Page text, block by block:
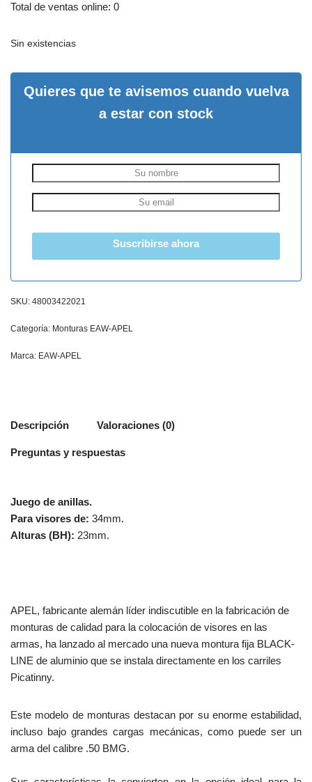
Total de ventas online: 0
Sin existencias
Quieres que te avisemos cuando vuelva
a estar con stock
Suscribirse ahora
SKU: 48003422021
Categoría: Monturas EAW-APEL
Marca: EAW-APEL
Descripción Valoraciones (0)
Preguntas y respuestas
Juego de anillas.
Para visores de: 34mm.
Alturas (BH): 23mm.
APEL, fabricante alemán líder indiscutible en la fabrica­ción de
monturas de calidad para la colocación de viso­res en las
armas, ha lanzado al mercado una nueva mon­tura fija BLACK-
LINE de aluminio que se instala directamente en los ca­rriles
Picatinny.
Este modelo de monturas destacan por su enorme estabilidad,
incluso bajo grandes cargas mecánicas, como puede ser un
arma del calibre .50 BMG.